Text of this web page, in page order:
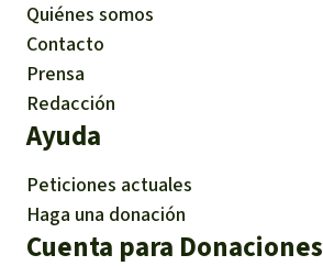
Quiénes somos
Contacto
Prensa
Redacción
Ayuda
Peticiones actuales
Haga una donación
Cuenta para Donaciones